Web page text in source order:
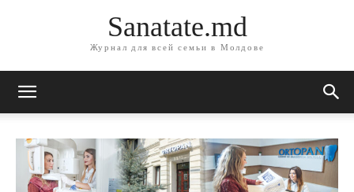
Sanatate.md
Журнал для всей семьи в Молдове